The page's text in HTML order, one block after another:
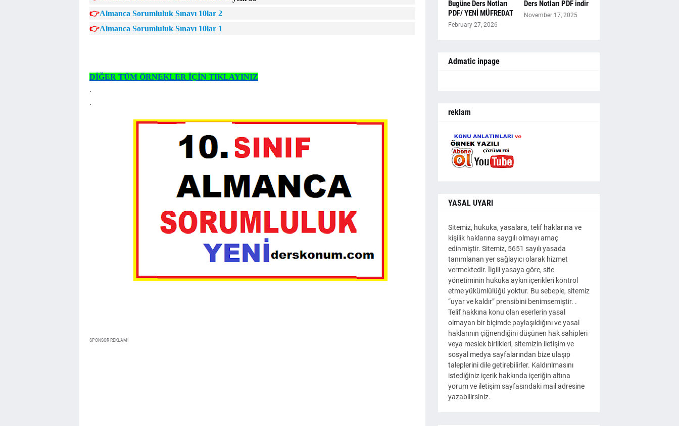
👉Almanca Sorumluluk Sınavı 10lar 2
👉Almanca Sorumluluk Sınavı 10lar 1
DİĞER TÜM ÖRNEKLER İÇİN TIKLAYINIZ
.
.
SPONSOR REKLAMI
Bugüne Ders Notları
PDF/ YENİ MÜFREDAT
February 27, 2026
Ders Notları PDF indir
November 17, 2025
Admatic inpage
reklam
YASAL UYARI
Sitemiz, hukuka, yasalara, telif haklarına ve
kişilik haklarına saygılı olmayı amaç
edinmiştir. Sitemiz, 5651 sayılı yasada
tanımlanan yer sağlayıcı olarak hizmet
vermektedir. İlgili yasaya göre, site
yönetiminin hukuka aykırı içerikleri kontrol
etme yükümlülüğü yoktur. Bu sebeple, sitemiz
“uyar ve kaldır” prensibini benimsemiştir. .
Telif hakkına konu olan eserlerin yasal
olmayan bir biçimde paylaşıldığını ve yasal
haklarının çiğnendiğini düşünen hak sahipleri
veya meslek birlikleri, sitemizin iletişim ve
sosyal medya sayfalarından bize ulaşıp
taleplerini dile getirebilirler. Kaldırılmasını
istediğiniz içerik hakkında içeriğin altına
yorum ve iletişim sayfasındaki mail adresine
yazabilirsiniz.